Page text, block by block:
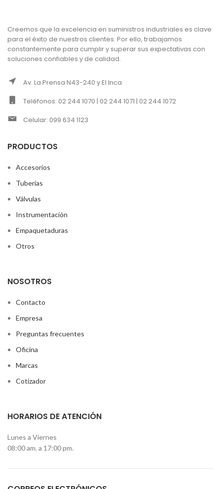
Creemos que la excelencia en suministros industriales es clave
para el éxito de nuestros clientes. Por ello, trabajamos
constantemente para cumplir y superar sus expectativas con
soluciones confiables y de calidad.
Av. La Prensa N43-240 y El Inca
Teléfonos: 02 244 1070 | 02 244 1071 | 02 244 1072
Celular: 099 634 1123
PRODUCTOS
Accesorios
Tuberías
Válvulas
Instrumentación
Empaquetaduras
Otros
NOSOTROS
Contacto
Empresa
Preguntas frecuentes
Oficina
Marcas
Cotizador
HORARIOS DE ATENCIÓN
Lunes a Viernes
08:00 am. a 17:00 pm.